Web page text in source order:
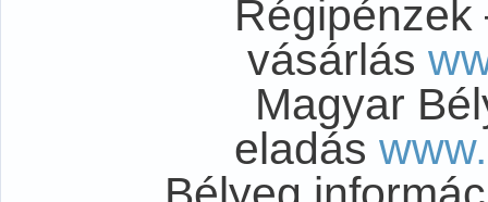
vásárlás
Magyar
eladás